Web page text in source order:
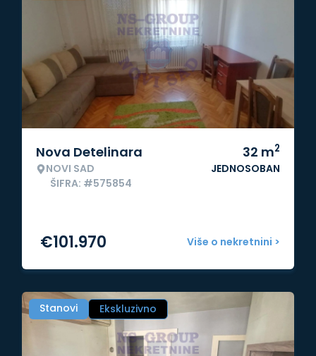
Nova Detelinara
NOVI SAD
ŠIFRA: #575854
32 m2
JEDNOSOBAN
Više o nekretnini >
€101.970
Stanovi Ekskluzivno